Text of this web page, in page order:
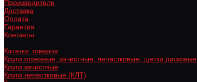
Производители
Доставка
Оплата
Гарантия
Контакты
Каталог товаров
Круги отрезные, зачистные, лепестковые, щетки дисковые
Круги зачистные
Круги лепестковые (КЛТ)